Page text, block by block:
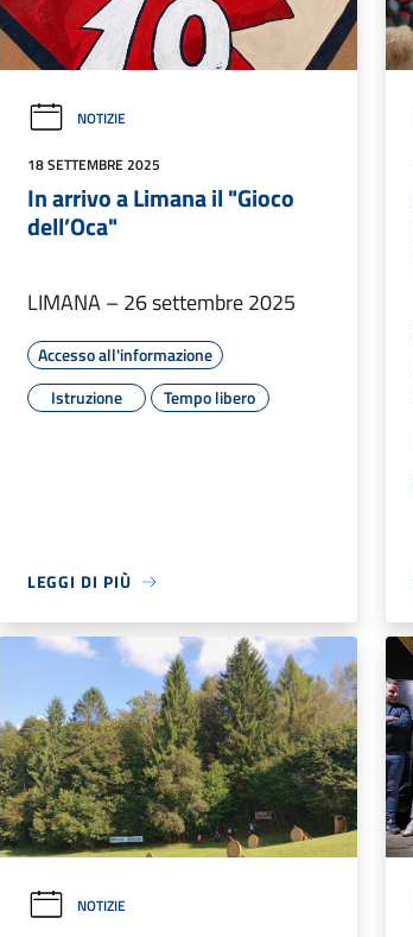
NOTIZIE
18 SETTEMBRE 2025
In arrivo a Limana il "Gioco
dell’Oca"
LIMANA – 26 settembre 2025
Accesso all'informazione
Istruzione
Tempo libero
LEGGI DI PIÙ
NOTIZIE